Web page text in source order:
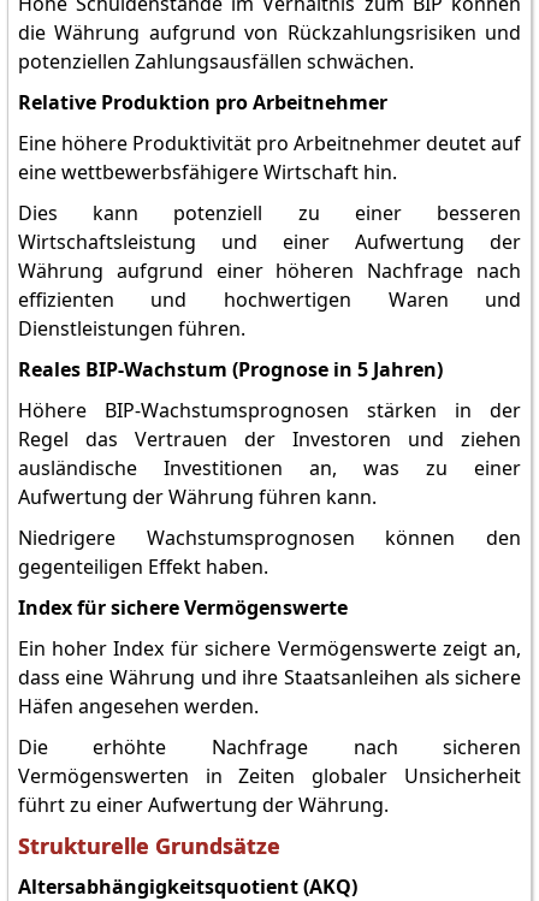
die Währung aufgrund von Rückzahlungsrisiken und
potenziellen Zahlungsausfällen schwächen.
Relative Produktion pro Arbeitnehmer
Eine höhere Produktivität pro Arbeitnehmer deutet auf
eine wettbewerbsfähigere Wirtschaft hin.
Dies kann potenziell zu einer besseren
Wirtschaftsleistung und einer Aufwertung der
Währung aufgrund einer höheren Nachfrage nach
effizienten und hochwertigen Waren und
Dienstleistungen führen.
Reales BIP-Wachstum (Prognose in 5 Jahren)
Höhere BIP-Wachstumsprognosen stärken in der
Regel das Vertrauen der Investoren und ziehen
ausländische Investitionen an, was zu einer
Aufwertung der Währung führen kann.
Niedrigere Wachstumsprognosen können den
gegenteiligen Effekt haben.
Index für sichere Vermögenswerte
Ein hoher Index für sichere Vermögenswerte zeigt an,
dass eine Währung und ihre Staatsanleihen als sichere
Häfen angesehen werden.
Die erhöhte Nachfrage nach sicheren
Vermögenswerten in Zeiten globaler Unsicherheit
führt zu einer Aufwertung der Währung.
Strukturelle Grundsätze
Altersabhängigkeitsquotient (AKQ)